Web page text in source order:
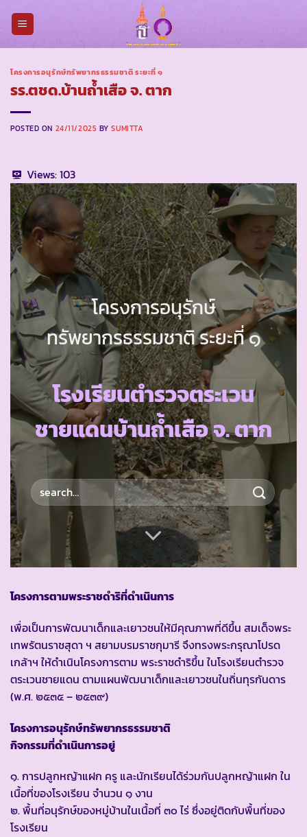
โครงการอนุรักษ์ทรัพยากรธรรมชาติ ระยะที่ ๑
รร.ตชด.บ้านถ้ำเสือ จ. ตาก
POSTED ON 24/11/2025 BYSUMITTA
Views:103
โครงการอนุรักษ์
ทรัพยากรธรรมชาติ ระยะที่ ๑
โรงเรียนตำรวจตระเวน
ชายแดนบ้านถ้ำเสือ จ. ตาก
โครงการตามพระราชดำริที่ดำเนินการ
เพื่อเป็นการพัฒนาเด็กและเยาวชนให้มีคุณภาพที่ดีขึ้น สมเด็จพระ
เทพรัตนราชสุดา ฯ สยามบรมราชกุมารี จึงทรงพระกรุณาโปรด
เกล้าฯ ให้ดำเนินโครงการตาม พระราชดำริขึ้น ในโรงเรียนตำรวจ
ตระเวนชายแดน ตามแผนพัฒนาเด็กและเยาวชนในถิ่นทุรกันดาร
(พ.ศ. ๒๕๓๕ – ๒๕๓๙)
โครงการอนุรักษ์ทรัพยากรธรรมชาติ
กิจกรรมที่ดำเนินการอยู่
๑. การปลูกหญ้าแฝก ครู และนักเรียนได้ร่วมกันปลูกหญ้าแฝก ใน
เนื้อที่ของโรงเรียน จำนวน ๑ งาน
๒. พื้นที่อนุรักษ์ของหมู่บ้านในเนื้อที่ ๓๐ ไร่ ซึ่งอยู่ติดกับพื้นที่ของ
โรงเรียน